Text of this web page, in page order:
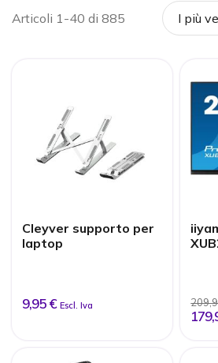
Articoli 1-40 di 885
Cleyver supporto per
laptop
9,95 € Escl. Iva